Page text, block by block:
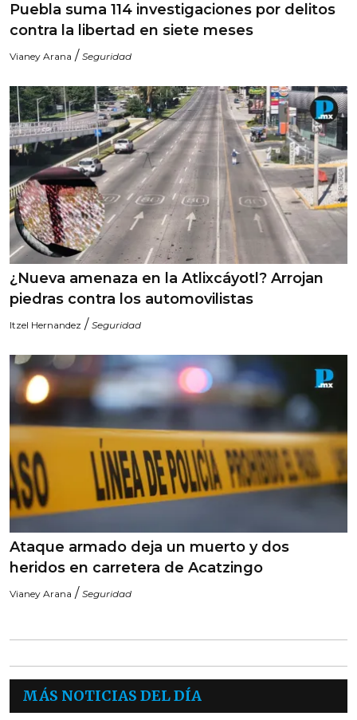
Puebla suma 114 investigaciones por delitos
contra la libertad en siete meses
Vianey Arana / Seguridad
¿Nueva amenaza en la Atlixcáyotl? Arrojan
piedras contra los automovilistas
Itzel Hernandez / Seguridad
Ataque armado deja un muerto y dos
heridos en carretera de Acatzingo
Vianey Arana / Seguridad
MÁS NOTICIAS DEL DÍA